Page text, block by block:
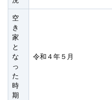
空
き
家
と
な
っ
た
時
期
令和４年５月